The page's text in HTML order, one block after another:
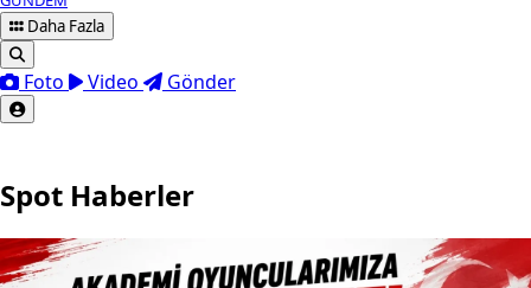
Daha Fazla
Foto Video Gönder
Spot Haberler